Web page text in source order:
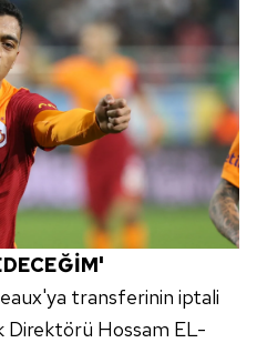
transferinin iptali
Direktörü Hossam EL-